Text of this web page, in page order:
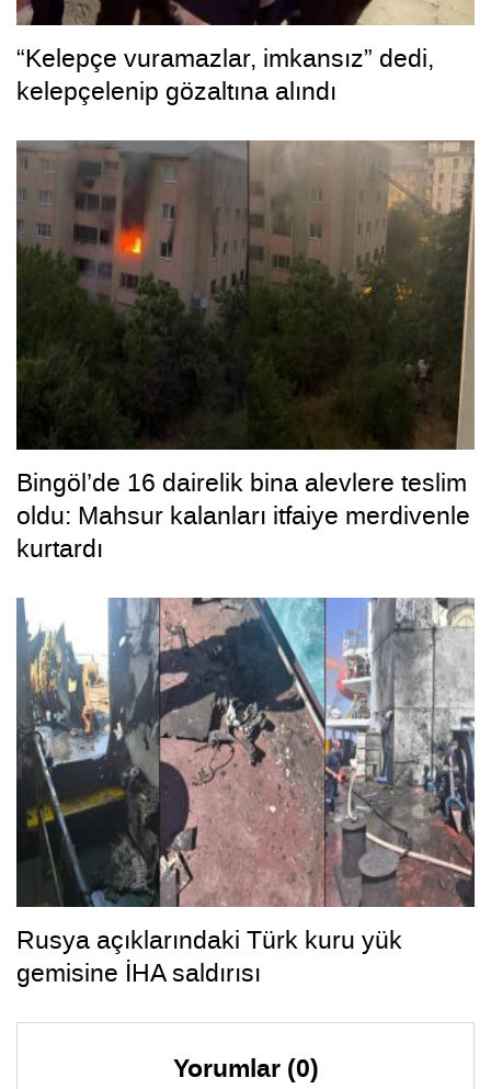
“Kelepçe vuramazlar, imkansız” dedi,
kelepçelenip gözaltına alındı
Bingöl’de 16 dairelik bina alevlere teslim
oldu: Mahsur kalanları itfaiye merdivenle
kurtardı
Rusya açıklarındaki Türk kuru yük
gemisine İHA saldırısı
Yorumlar (0)